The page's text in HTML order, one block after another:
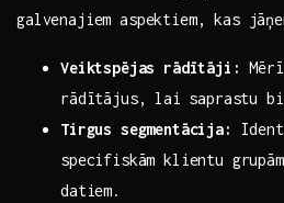
‍galvenajiem aspektiem, ⁣kas
Veiktspējas rādītāji:
rādītājus, lai⁣ saprastu
Tirgus segmentācija:
specifiskām klientu
datiem.